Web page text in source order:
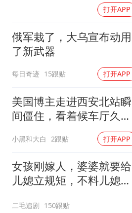
打开APP
俄军栽了，大乌宣布动用
了新武器
每日奇迹 15跟贴 打开APP
美国博主走进西安北站瞬
间僵住，看着候车厅久久
小黑和大白 2跟贴 打开APP
女孩刚嫁人，婆婆就要给
儿媳立规矩，不料儿媳不
二毛追剧 150跟贴